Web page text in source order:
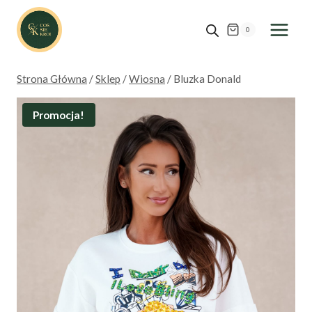
Przejdź
treści
0
Strona Główna /Sklep /Wiosna / Bluzka Donald
Promocja!